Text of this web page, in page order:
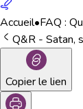
Accueil•FAQ :
Q&R - Satan,
Copier le lien